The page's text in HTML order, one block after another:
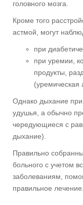
головного мозга.
Кроме того
астмой, могут
при
при уремии,
продукты,
(уремическая
Однако дыхание при
удушья, а обычно
чередующиеся с
дыхание).
Правильно
больного с учетом
заболеваниям,
правильное лечение.